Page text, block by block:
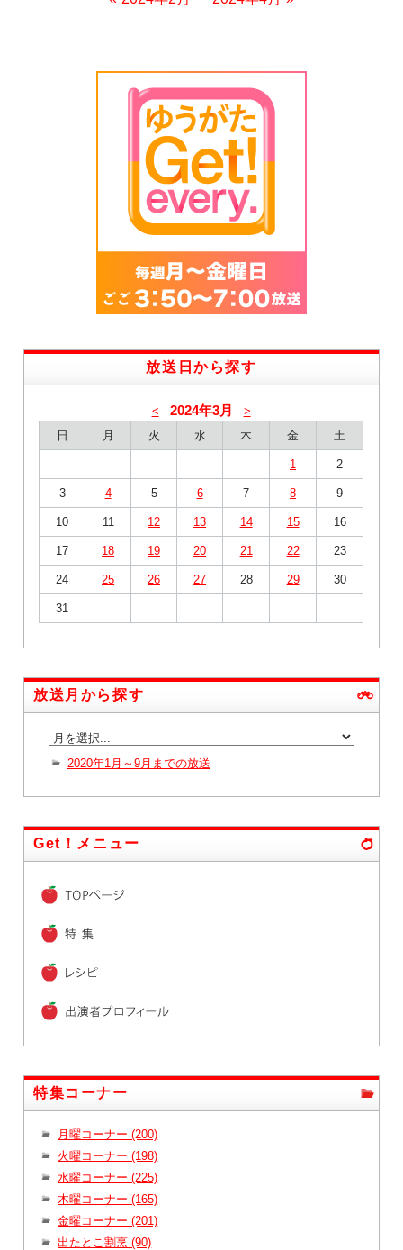
放送日から探す
< 2024年3月
>
日
月 火 水 木 金 土
1 2
3 4 5 6 7 8 9
10 11 12 13 14 15 16
17 18 19 20 21 22 23
24 25 26 27 28 29 30
31
放送月から探す
2020年1月～9月までの放送
Get！メニュー
特集コーナー
月曜コーナー (200)
火曜コーナー (198)
水曜コーナー (225)
木曜コーナー (165)
金曜コーナー (201)
出たとこ割烹 (90)